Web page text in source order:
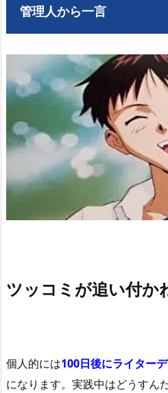
管理人から一言
ツッコミが追い付か
個人的には100日後にライター
になります。実践中はどうすん